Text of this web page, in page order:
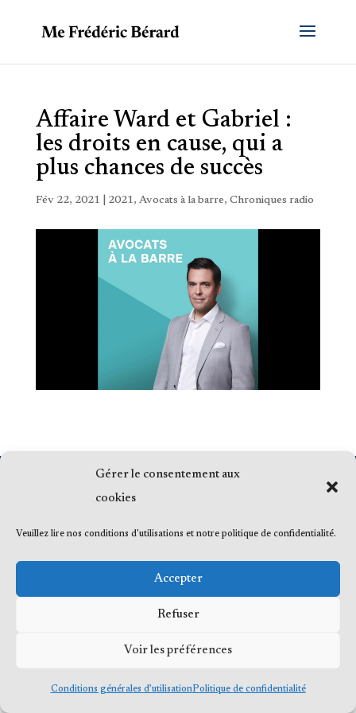
Gérer le consentement aux
cookies
Veuillez lire nos conditions d'utilisations et notre politique de confidentialité.
Accepter
Refuser
Voir les préférences
Conditions générales d’utilisationPolitique de confidentialité
Affaire Ward et Gabriel :
les droits en cause, qui a
plus chances de succès
Fév 22, 2021 2021, Avocats à la barre, Chroniques radio
© 2023 Me Frédéric Bérard, tous droits